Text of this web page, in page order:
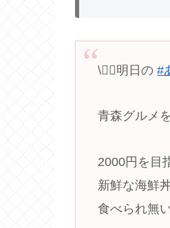
\👈🏻明日の#
青森グルメ
2000円を目
新鮮な海鮮
食べられ無